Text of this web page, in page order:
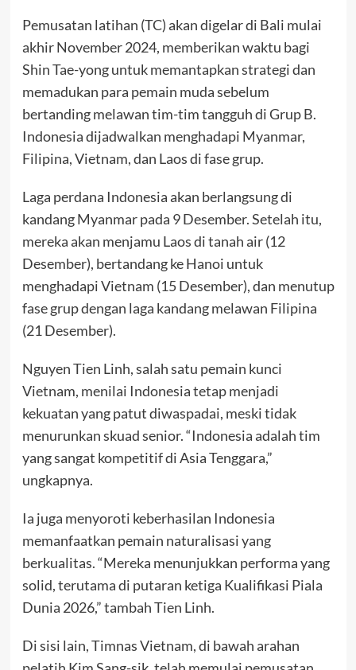
Pemusatan latihan (TC) akan digelar di Bali mulai
akhir November 2024, memberikan waktu bagi
Shin Tae-yong untuk memantapkan strategi dan
memadukan para pemain muda sebelum
bertanding melawan tim-tim tangguh di Grup B.
Indonesia dijadwalkan menghadapi Myanmar,
Filipina, Vietnam, dan Laos di fase grup.
Laga perdana Indonesia akan berlangsung di
kandang Myanmar pada 9 Desember. Setelah itu,
mereka akan menjamu Laos di tanah air (12
Desember), bertandang ke Hanoi untuk
menghadapi Vietnam (15 Desember), dan menutup
fase grup dengan laga kandang melawan Filipina
(21 Desember).
Nguyen Tien Linh, salah satu pemain kunci
Vietnam, menilai Indonesia tetap menjadi
kekuatan yang patut diwaspadai, meski tidak
menurunkan skuad senior. “Indonesia adalah tim
yang sangat kompetitif di Asia Tenggara,”
ungkapnya.
Ia juga menyoroti keberhasilan Indonesia
memanfaatkan pemain naturalisasi yang
berkualitas. “Mereka menunjukkan performa yang
solid, terutama di putaran ketiga Kualifikasi Piala
Dunia 2026,” tambah Tien Linh.
Di sisi lain, Timnas Vietnam, di bawah arahan